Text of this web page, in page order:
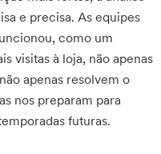
e precisa. As equipes
como um
visitas à loja, não apenas
apenas resolvem o
nos preparam para
futuras.